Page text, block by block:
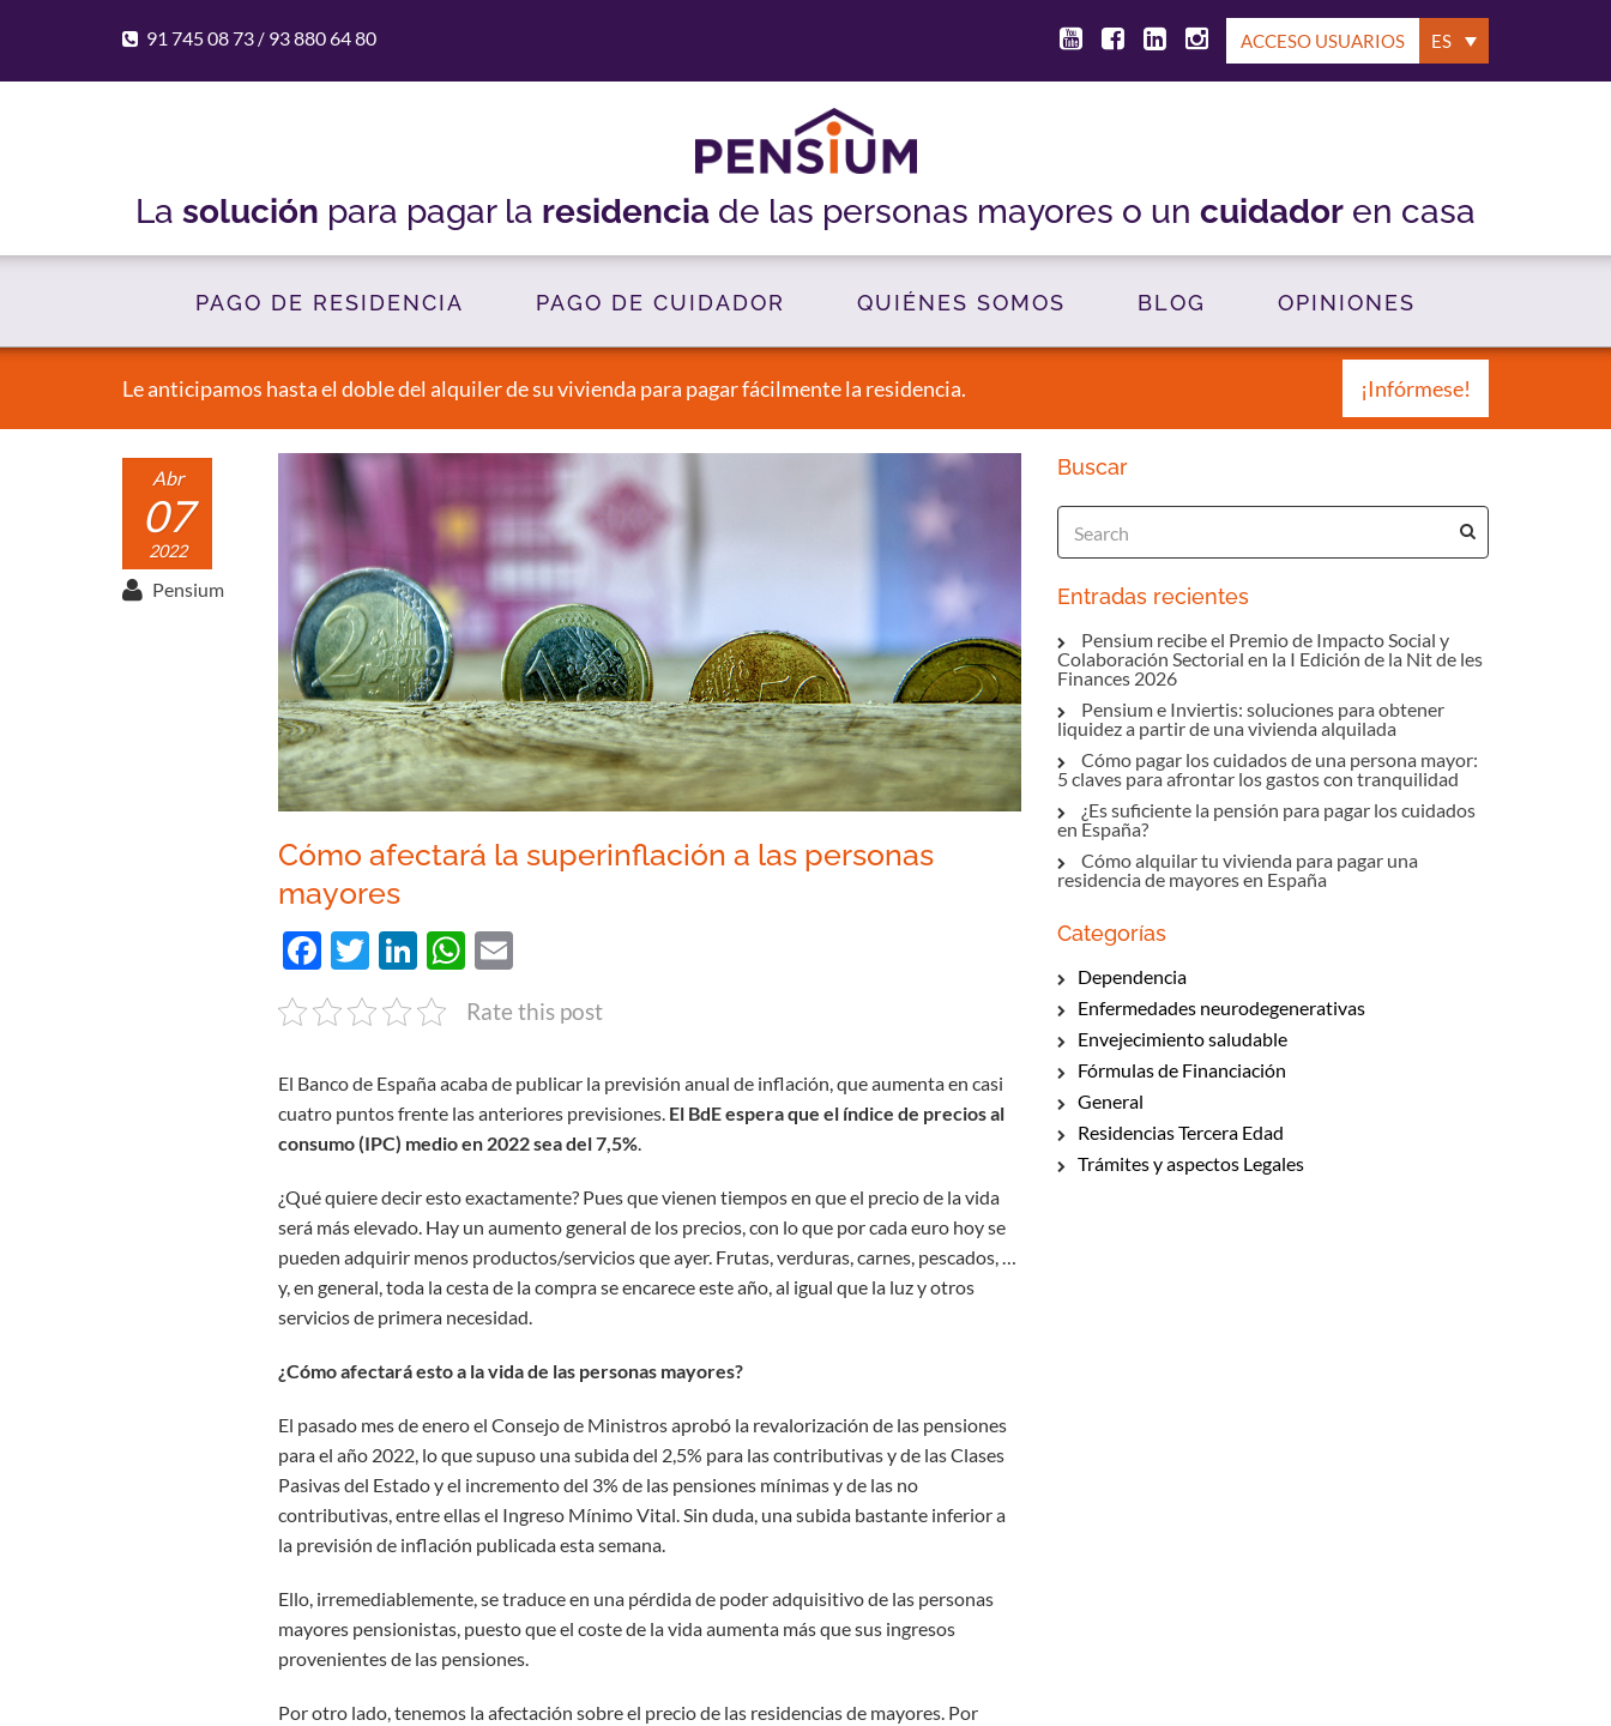
ES
ACCESO USUARIOS
91 745 08 73/ 93 880 64 80
La solución para pagar la residencia de las personas mayores o un cuidador en casa
PAGO DE RESIDENCIA PAGO DE CUIDADOR QUIÉNES SOMOS BLOG OPINIONES
Le anticipamos hasta el doble del alquiler de su vivienda para pagar fácilmente la residencia. ¡Infórmese!
Abr
07
2022
Pensium
Cómo afectará la superinflación a las personas
mayores
Facebook
Twitter
LinkedIn
WhatsApp
Rate this post
El Banco de España acaba de publicar la previsión anual de inflación, que aumenta en casi
cuatro puntos frente las anteriores previsiones. El BdE espera que el índice de precios al
consumo (IPC) medio en 2022 sea del 7,5%.
¿Qué quiere decir esto exactamente? Pues que vienen tiempos en que el precio de la vida
será más elevado. Hay un aumento general de los precios, con lo que por cada euro hoy se
pueden adquirir menos productos/servicios que ayer. Frutas, verduras, carnes, pescados, …
y, en general, toda la cesta de la compra se encarece este año, al igual que la luz y otros
servicios de primera necesidad.
¿Cómo afectará esto a la vida de las personas mayores?
El pasado mes de enero el Consejo de Ministros aprobó la revalorización de las pensiones
para el año 2022, lo que supuso una subida del 2,5% para las contributivas y de las Clases
Pasivas del Estado y el incremento del 3% de las pensiones mínimas y de las no
contributivas, entre ellas el Ingreso Mínimo Vital. Sin duda, una subida bastante inferior a
la previsión de inflación publicada esta semana.
Ello, irremediablemente, se traduce en una pérdida de poder adquisitivo de las personas
mayores pensionistas, puesto que el coste de la vida aumenta más que sus ingresos
provenientes de las pensiones.
Por otro lado, tenemos la afectación sobre el precio de las residencias de mayores. Por
Buscar
Entradas recientes
Pensium recibe el Premio de Impacto Social y
Colaboración Sectorial en la I Edición de la Nit de les
Finances 2026
Pensium e Inviertis: soluciones para obtener
liquidez a partir de una vivienda alquilada
Cómo pagar los cuidados de una persona mayor:
5 claves para afrontar los gastos con tranquilidad
¿Es suficiente la pensión para pagar los cuidados
en España?
Cómo alquilar tu vivienda para pagar una
residencia de mayores en España
Categorías
Dependencia
Enfermedades neurodegenerativas
Envejecimiento saludable
Fórmulas de Financiación
General
Residencias Tercera Edad
Trámites y aspectos Legales